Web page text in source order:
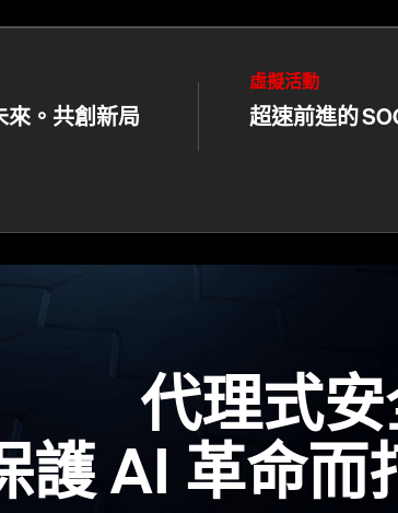
來。共創新局
虛擬活動
超速前進的
代理式安
護AI 革命而